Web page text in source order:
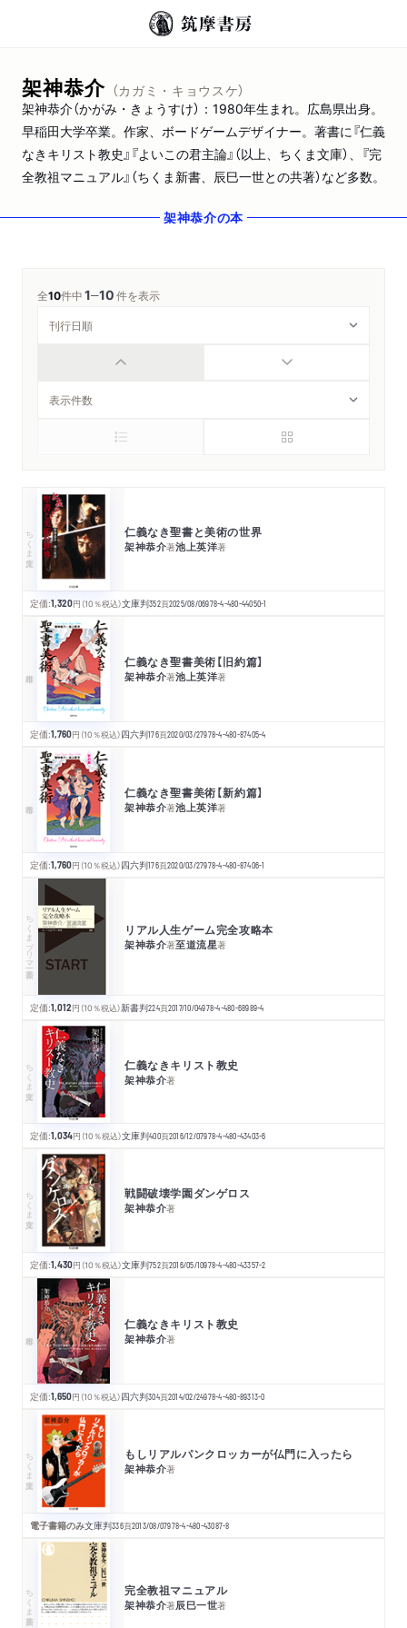
架神恭介 （カガミ・キョウスケ）
架神恭介（かがみ・きょうすけ）：1980年生まれ。広島県出身。
早稲田大学卒業。作家、ボードゲームデザイナー。著書に『仁義
なきキリスト教史』『よいこの君主論』（以上、ちくま文庫）、『完
全教祖マニュアル』（ちくま新書、辰巳一世との共著）など多数。
架神恭介の本
全10件中1─10件を表示
ちくま文庫 仁義なき聖書と美術の世界
架神恭介著池上英洋著
定価:1,320円 （10％税込）文庫判352頁2025/08/06978-4-480-44050-1
仁義なき聖書美術【旧約篇】
架神恭介著池上英洋著
定価:1,760円 （10％税込）四六判176頁2020/03/27978-4-480-87405-4
仁義なき聖書美術【新約篇】
架神恭介著池上英洋著
定価:1,760円 （10％税込）四六判176頁2020/03/27978-4-480-87406-1
ちくまプリマー新書 リアル人生ゲーム完全攻略本
架神恭介著至道流星著
定価:1,012円 （10％税込）新書判224頁2017/10/04978-4-480-68989-4
ちくま文庫 仁義なきキリスト教史
架神恭介著
定価:1,034円 （10％税込）文庫判400頁2016/12/07978-4-480-43403-6
ちくま文庫 戦闘破壊学園ダンゲロス
架神恭介著
定価:1,430円 （10％税込）文庫判752頁2016/05/10978-4-480-43357-2
仁義なきキリスト教史
架神恭介著
定価:1,650円 （10％税込）四六判304頁2014/02/24978-4-480-89313-0
ちくま文庫 もしリアルパンクロッカーが仏門に入ったら
架神恭介著
電子書籍のみ文庫判336頁2013/08/07978-4-480-43087-8
ちくま新書 完全教祖マニュアル
架神恭介著辰巳一世著